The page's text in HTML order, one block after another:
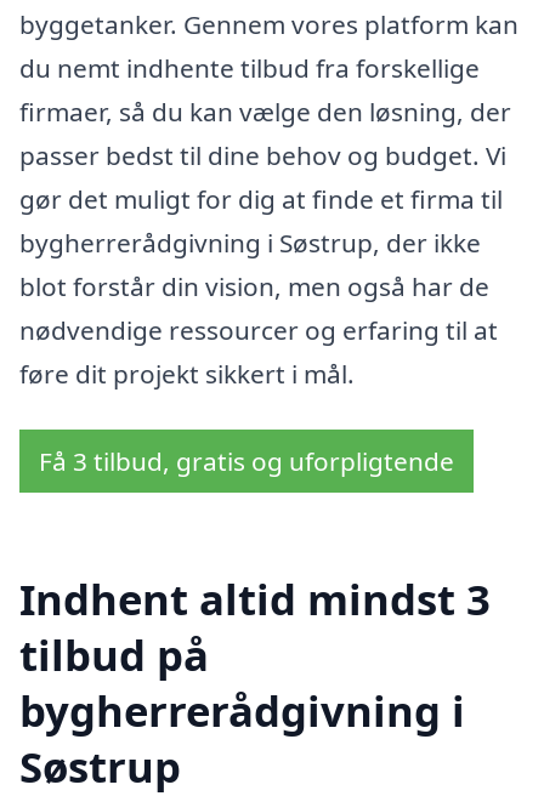
byggetanker. Gennem vores platform kan
du nemt indhente tilbud fra forskellige
firmaer, så du kan vælge den løsning, der
passer bedst til dine behov og budget. Vi
gør det muligt for dig at finde et firma til
bygherrerådgivning i Søstrup, der ikke
blot forstår din vision, men også har de
nødvendige ressourcer og erfaring til at
føre dit projekt sikkert i mål.
Få 3 tilbud, gratis og uforpligtende
Indhent altid mindst 3
tilbud på
bygherrerådgivning i
Søstrup